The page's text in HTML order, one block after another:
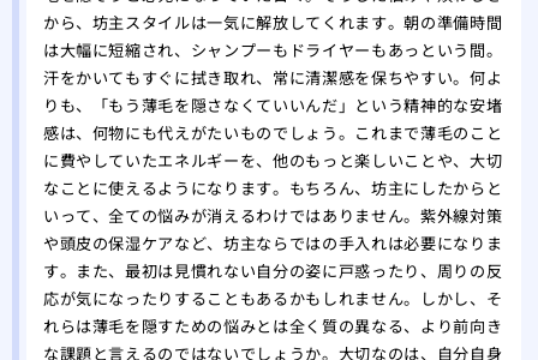
夏
する
有
る方
あ
の
大阪
リ
版
専
から、坊主スタイルは一気に解放してくれます。朝の準備時間
は大幅に短縮され、シャンプーもドライヤーもあっという間。
汗をかいてもすぐに拭き取れ、常に清潔感を保ちやすい。何よ
りも、「もう薄毛を隠さなくていいんだ」という精神的な安堵
感は、何物にも代えがたいものでしょう。これまで薄毛のこと
に費やしていたエネルギーを、他のもっと楽しいことや、大切
なことに使えるようになります。もちろん、坊主にしたからと
いって、全ての悩みが消えるわけではありません。紫外線対策
や頭皮の保湿ケアなど、坊主ならではの手入れは必要になりま
す。また、最初は見慣れない自分の姿に戸惑ったり、周りの反
応が気になったりすることもあるかもしれません。しかし、そ
れらは薄毛を隠すための悩みとは全く質の異なる、より前向き
な課題と言えるのではないでしょうか。大切なのは、自分自身